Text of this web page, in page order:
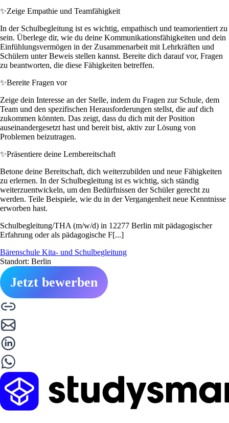
✨Zeige Empathie und Teamfähigkeit
In der Schulbegleitung ist es wichtig, empathisch und teamorientiert zu
sein. Überlege dir, wie du deine Kommunikationsfähigkeiten und dein
Einfühlungsvermögen in der Zusammenarbeit mit Lehrkräften und
Schülern unter Beweis stellen kannst. Bereite dich darauf vor, Fragen
zu beantworten, die diese Fähigkeiten betreffen.
✨Bereite Fragen vor
Zeige dein Interesse an der Stelle, indem du Fragen zur Schule, dem
Team und den spezifischen Herausforderungen stellst, die auf dich
zukommen könnten. Das zeigt, dass du dich mit der Position
auseinandergesetzt hast und bereit bist, aktiv zur Lösung von
Problemen beizutragen.
✨Präsentiere deine Lernbereitschaft
Betone deine Bereitschaft, dich weiterzubilden und neue Fähigkeiten
zu erlernen. In der Schulbegleitung ist es wichtig, sich ständig
weiterzuentwickeln, um den Bedürfnissen der Schüler gerecht zu
werden. Teile Beispiele, wie du in der Vergangenheit neue Kenntnisse
erworben hast.
Schulbegleitung/THA (m/w/d) in 12277 Berlin mit pädagogischer
Erfahrung oder als pädagogische F[...]
Bärenschule Kita- und Schulbegleitung
Standort: Berlin
Jetzt bewerben